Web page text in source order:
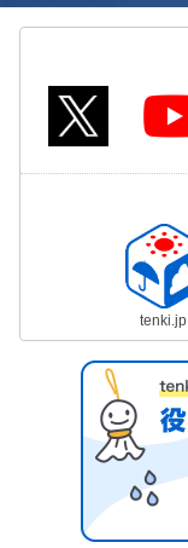
tenki.jp